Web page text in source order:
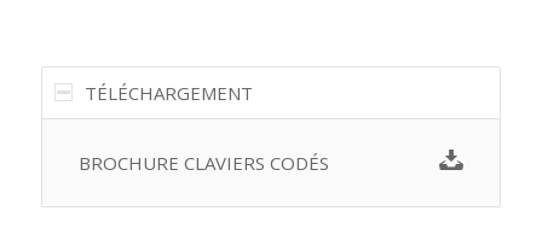
TÉLÉCHARGEMENT
BROCHURE CLAVIERS CODÉS